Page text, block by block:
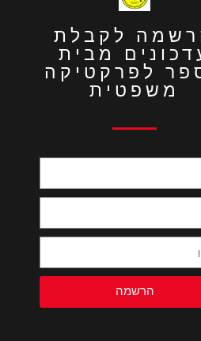
במסגרת
– פרונטלי
₪ 1,170.00
לקבלת
מבית
לפרקטיקה
משפטית
הרשמה